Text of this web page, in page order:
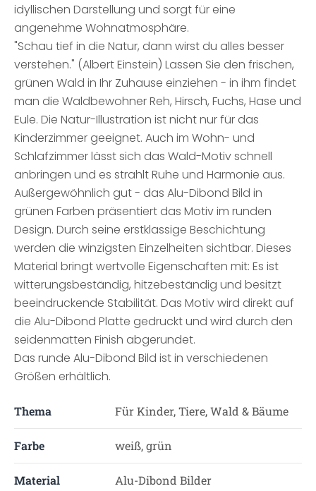
idyllischen Darstellung und sorgt für eine
angenehme Wohnatmosphäre.
"Schau tief in die Natur, dann wirst du alles besser
verstehen." (Albert Einstein) Lassen Sie den frischen,
grünen Wald in Ihr Zuhause einziehen - in ihm findet
man die Waldbewohner Reh, Hirsch, Fuchs, Hase und
Eule. Die Natur-Illustration ist nicht nur für das
Kinderzimmer geeignet. Auch im Wohn- und
Schlafzimmer lässt sich das Wald-Motiv schnell
anbringen und es strahlt Ruhe und Harmonie aus.
Außergewöhnlich gut - das Alu-Dibond Bild in
grünen Farben präsentiert das Motiv im runden
Design. Durch seine erstklassige Beschichtung
werden die winzigsten Einzelheiten sichtbar. Dieses
Material bringt wertvolle Eigenschaften mit: Es ist
witterungsbeständig, hitzebeständig und besitzt
beeindruckende Stabilität. Das Motiv wird direkt auf
die Alu-Dibond Platte gedruckt und wird durch den
seidenmatten Finish abgerundet.
Das runde Alu-Dibond Bild ist in verschiedenen
Größen erhältlich.
Thema Für Kinder, Tiere, Wald & Bäume
Farbe weiß, grün
Material Alu-Dibond Bilder